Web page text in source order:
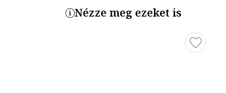
Nézze meg ezeket is